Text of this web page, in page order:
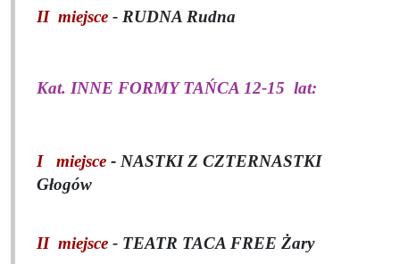
II miejsce - RUDNA Rudna
Kat. INNE FORMY TAŃCA 12-15 lat:
I miejsce - NASTKI Z CZTERNASTKI
Głogów
II miejsce - TEATR TACA FREE Żary